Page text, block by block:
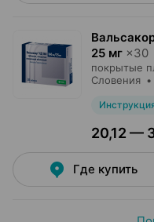
25 мг ×30
покрытые
Словения •
20,12 —
Где купить